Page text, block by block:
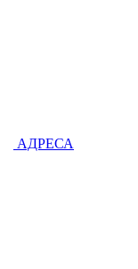
АДРЕСА